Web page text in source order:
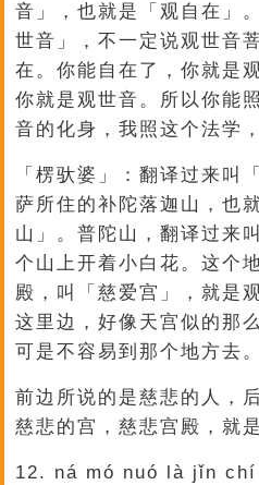
音」，也就是「观自在」
世音」，不一定说观世音
在。你能自在了，你就是
你就是观世音。所以你能
音的化身，我照这个法学
「楞驮婆」：翻译过来叫
萨所住的补陀落迦山，也
山」。普陀山，翻译过来
个山上开着小白花。这个
殿，叫「慈爱宫」，就是
这里边，好像天宫似的那
可是不容易到那个地方去。
前边所说的是慈悲的人，
慈悲的宫，慈悲宫殿，就
12. ná mó nuó là jǐn chí